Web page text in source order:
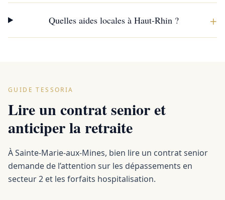
Quelles aides locales à Haut-Rhin ? +
GUIDE TESSORIA
Lire un contrat senior et
anticiper la retraite
À Sainte-Marie-aux-Mines, bien lire un contrat senior
demande de l’attention sur les dépassements en
secteur 2 et les forfaits hospitalisation.